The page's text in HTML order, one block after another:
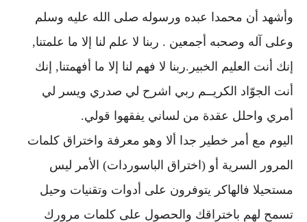
وأشهد أن محمدا عبده ورسوله صلى الله عليه وسلم
وعلى آله وصحبه أجمعين . ربنا لا علم لنا إلا ما علمتنا,
إنك أنت العليم الخبير.ربنا لا فهم لنا إلا ما أفهمتنا, إنك
أنت الجوّاد الكريــم ربي اشرح لي صدري ويسر لي
أمري واحلل عقدة من لساني يفقهوا قولي.
اليوم مع أمر خطير جدا ألا وهو معرفة واختراق كلمات
المرور السرية أو (اختراق الباسوردات) الأمر ليس
مستحيلا فالهاكر يتوفرون على أدوات وتقنيات وحيل
تسمح لهم باختراقك والحصول على كلمات مرورك